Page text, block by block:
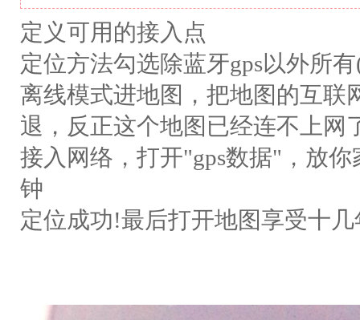
定义可用的接入点
定位方法勾选除蓝牙gps以外所
离线模式进地图，把地图的互联
退，反正这个地图已经连不上网
接入网络，打开"gps数据"，放
钟
定位成功!最后打开地图享受十